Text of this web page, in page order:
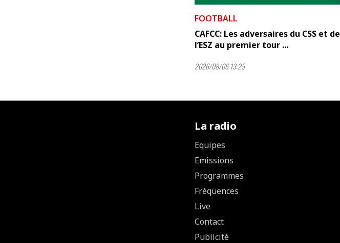
FOOTBALL
CAFCC: Les adversaires du CSS et de
l’ESZ au premier tour ...
2026/08/06 13:25
La radio
Equipes
Emissions
Programmes
Fréquences
Live
Contact
Publicité